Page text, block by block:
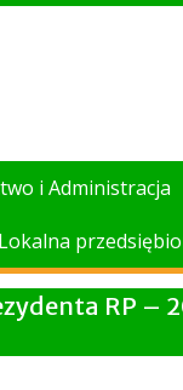
i Administracja
Lokalna
RP –